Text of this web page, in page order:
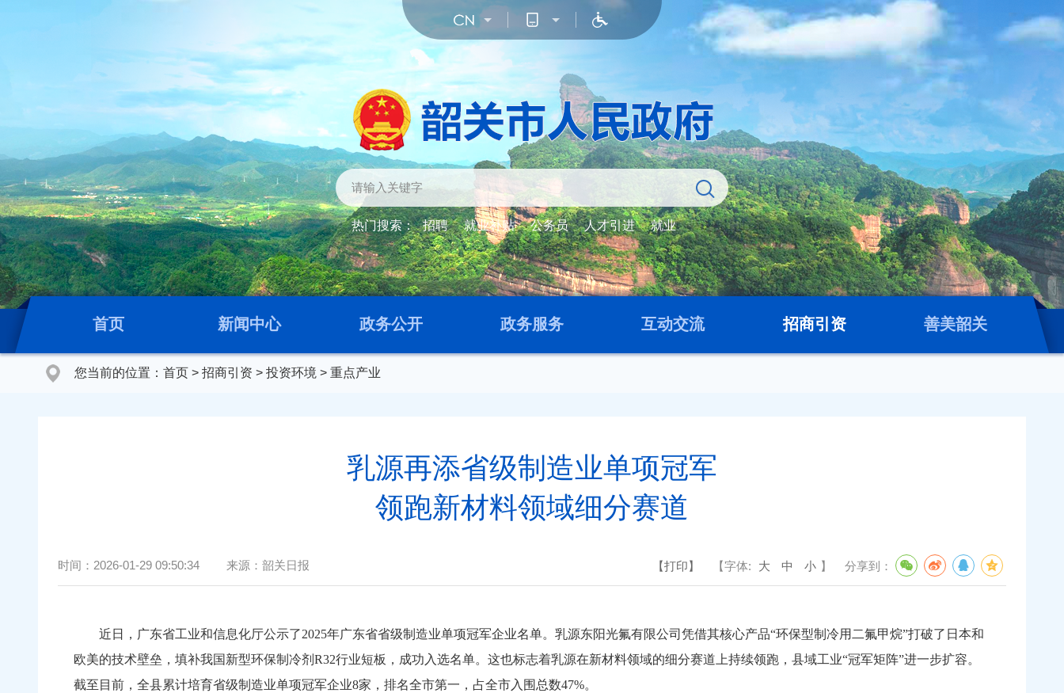
热门搜索： 招聘 就业补贴 公务员 人才引进 就业
首页 新闻中心 政务公开 政务服务 互动交流 招商引资 善美韶关
您当前的位置： 首页 > 招商引资 > 投资环境 > 重点产业
乳源再添省级制造业单项冠军
领跑新材料领域细分赛道
时间： 2026-01-29 09:50:34 来源： 韶关日报 【打印】 【字体: 大 中 小 】 分享到：
近日，广东省工业和信息化厅公示了2025年广东省省级制造业单项冠军企业名单。乳源东阳光氟有限公司凭借其核心产品“环保型制冷用二氟甲烷”打破了日本和
欧美的技术壁垒，填补我国新型环保制冷剂R32行业短板，成功入选名单。这也标志着乳源在新材料领域的细分赛道上持续领跑，县域工业“冠军矩阵”进一步扩容。
截至目前，全县累计培育省级制造业单项冠军企业8家，排名全市第一，占全市入围总数47%。